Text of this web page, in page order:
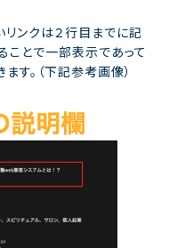
リンクは２行目までに記
ことで一部表示であって
す。（下記参考画像）